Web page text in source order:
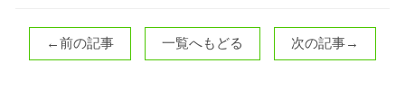
←前の記事 一覧へもどる 次の記事→